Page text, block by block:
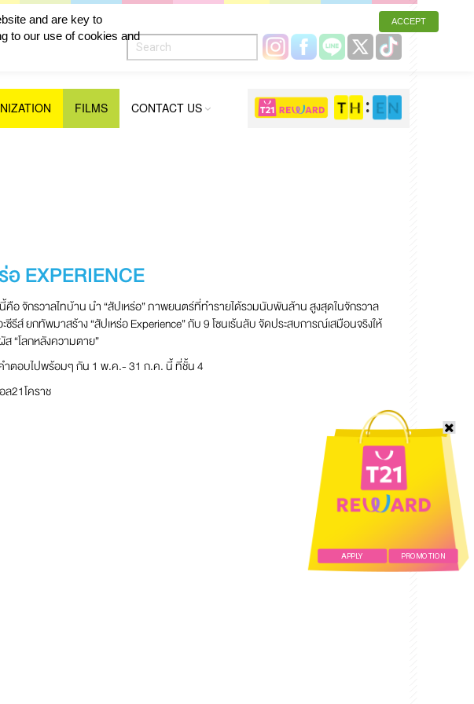
APPLY PROMOTION
FILMS CONTACT US
อ EXPERIENCE
คือ จักรวาลไทบ้าน นำ “สัปเหร่อ” ภาพยนตร์ที่ทำรายได้รวมนับพันล้าน สูงสุดในจักรวาล
ซีรีส์ ยกทัพมาสร้าง “สัปเหร่อ Experience” กับ 9 โซนเร้นลับ จัดประสบการณ์เสมือนจริงให้
“โลกหลังความตาย”
ำตอบไปพร้อมๆ กัน 1 พ.ค.- 31 ก.ค. นี้ ที่ชั้น 4
ล21โคราช
and are key to
to our use of cookies and
ACCEPT